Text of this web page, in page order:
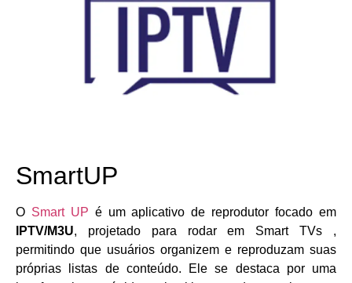
SmartUP
O Smart UP é um aplicativo de reprodutor focado em
IPTV/M3U, projetado para rodar em Smart TVs ,
permitindo que usuários organizem e reproduzam suas
próprias listas de conteúdo. Ele se destaca por uma